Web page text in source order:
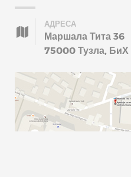
АДРЕСА
Маршала Тита 36
75000 Тузла, БиХ